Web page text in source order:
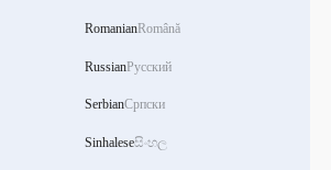
RomanianRomână
RussianРусский
SerbianСрпски
Sinhaleseසිංහල